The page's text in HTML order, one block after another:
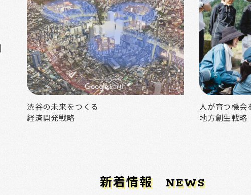
渋谷の未来をつくる
経済開発戦略
人が育つ機会
地方創生戦略
新着情報 NEWS